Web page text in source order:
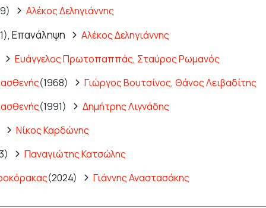
Αλέκος Δεληγιάννης
Επανάληψη
Αλέκος Δεληγιάννης
Ευάγγελος Πρωτοπαππάς, Σταύρος Ρωμανός
(1968) Γιώργος Βουτσίνος, Θάνος Λειβαδίτης
(1991)
Δημήτρης Λιγνάδης
Νίκος Καρδώνης
Παναγιώτης Κατσώλης
(2024) Γιάννης Αναστασάκης